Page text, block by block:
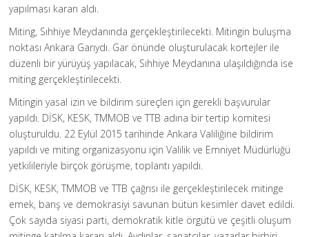
yapılması kararı aldı.
Miting, Sıhhiye Meydanında gerçekleştirilecekti. Mitingin buluşma
noktası Ankara Garıydı. Gar önünde oluşturulacak kortejler ile
düzenli bir yürüyüş yapılacak, Sıhhiye Meydanına ulaşıldığında ise
miting gerçekleştirilecekti.
Mitingin yasal izin ve bildirim süreçleri için gerekli başvurular
yapıldı. DİSK, KESK, TMMOB ve TTB adına bir tertip komitesi
oluşturuldu. 22 Eylül 2015 tarihinde Ankara Valiliğine bildirim
yapıldı ve miting organizasyonu için Valilik ve Emniyet Müdürlüğü
yetkilileriyle birçok görüşme, toplantı yapıldı.
DİSK, KESK, TMMOB ve TTB çağrısı ile gerçekleştirilecek mitinge
emek, barış ve demokrasiyi savunan bütün kesimler davet edildi.
Çok sayıda siyasi parti, demokratik kitle örgütü ve çeşitli oluşum